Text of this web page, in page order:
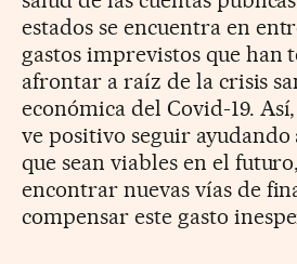
estados se encuentra en
gastos imprevistos que han
afrontar a raíz de la crisis
económica del Covid-19.
ve positivo seguir ayudando
que sean viables en el
encontrar nuevas vías de
compensar este gasto